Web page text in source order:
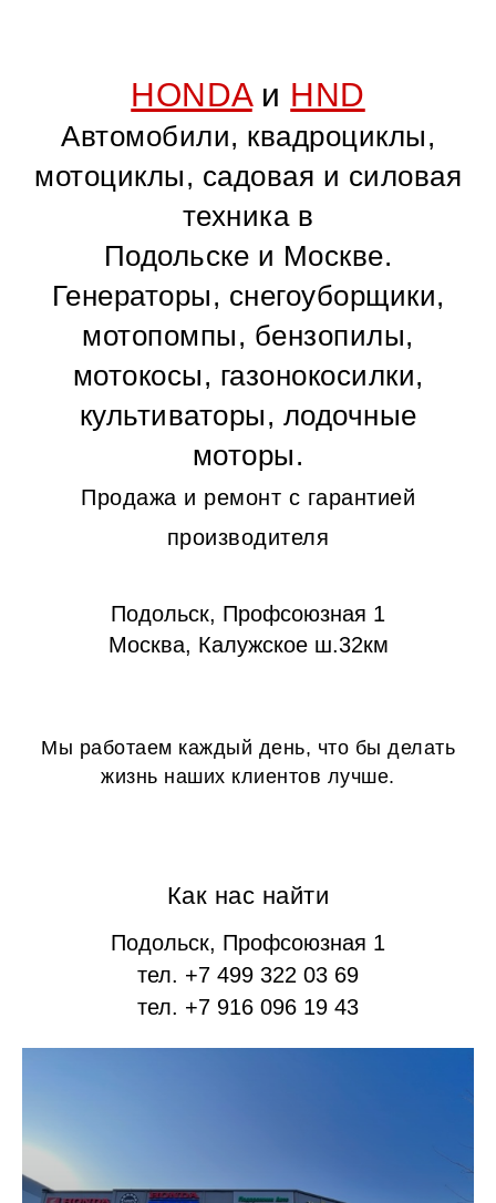
HONDAи HND
Автомобили, квадроциклы,
мотоциклы, садовая и силовая
техника в
Подольске и Москве.
Генераторы, снегоуборщики,
мотопомпы, бензопилы,
мотокосы, газонокосилки,
культиваторы, лодочные
моторы.
Продажа и ремонт с гарантией
производителя
Подольск, Профсоюзная 1
Москва, Калужское ш.32км
Мы работаем каждый день, что бы делать
жизнь наших клиентов лучше.
Как нас найти
Подольск, Профсоюзная 1
тел. +7 499 322 03 69
тел. +7 916 096 19 43